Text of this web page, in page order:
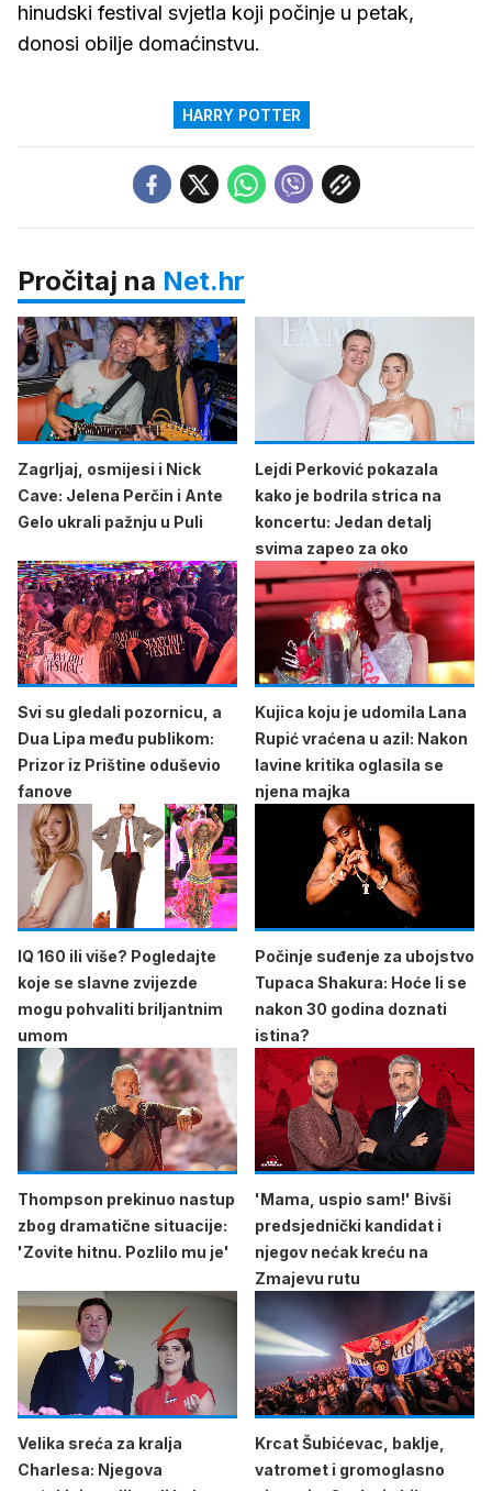
hinudski festival svjetla koji počinje u petak,
donosi obilje domaćinstvu.
HARRY POTTER
Pročitaj na Net.hr
Zagrljaj, osmijesi i Nick
Cave: Jelena Perčin i Ante
Gelo ukrali pažnju u Puli
Lejdi Perković pokazala
kako je bodrila strica na
koncertu: Jedan detalj
svima zapeo za oko
Svi su gledali pozornicu, a
Dua Lipa među publikom:
Prizor iz Prištine oduševio
fanove
Kujica koju je udomila Lana
Rupić vraćena u azil: Nakon
lavine kritika oglasila se
njena majka
IQ 160 ili više? Pogledajte
koje se slavne zvijezde
mogu pohvaliti briljantnim
umom
Počinje suđenje za ubojstvo
Tupaca Shakura: Hoće li se
nakon 30 godina doznati
istina?
Thompson prekinuo nastup
zbog dramatične situacije:
'Zovite hitnu. Pozlilo mu je'
'Mama, uspio sam!' Bivši
predsjednički kandidat i
njegov nećak kreću na
Zmajevu rutu
Velika sreća za kralja
Charlesa: Njegova
Krcat Šubićevac, baklje,
vatromet i gromoglasno